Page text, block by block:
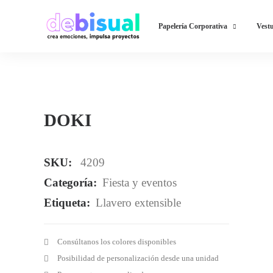
Papelería Corporativa
DOKI
SKU:
4209
Categoría: Fiesta y eventos
Etiqueta: Llavero extensible
Consúltanos los colores disponibles
Posibilidad de personalización desde una unidad